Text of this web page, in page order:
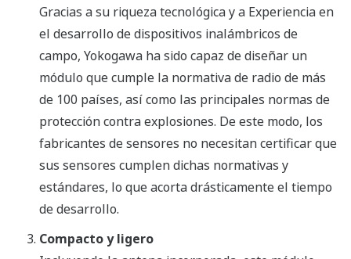
Gracias a su riqueza tecnológica y a Experiencia en
el desarrollo de dispositivos inalámbricos de
campo, Yokogawa ha sido capaz de diseñar un
módulo que cumple la normativa de radio de más
de 100 países, así como las principales normas de
protección contra explosiones. De este modo, los
fabricantes de sensores no necesitan certificar que
sus sensores cumplen dichas normativas y
estándares, lo que acorta drásticamente el tiempo
de desarrollo.
Compacto y ligero